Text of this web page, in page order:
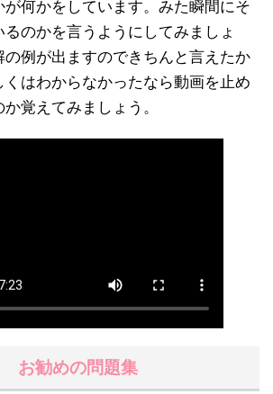
が何かをしています。みた瞬間にそ
のかを言うようにしてみましょ
の例が出ますのできちんと言えたか
はわからなかったなら動画を止め
覚えてみましょう。
お勧めの問題集